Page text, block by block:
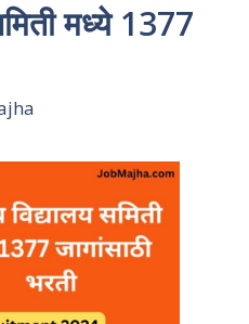
मध्ये 1377